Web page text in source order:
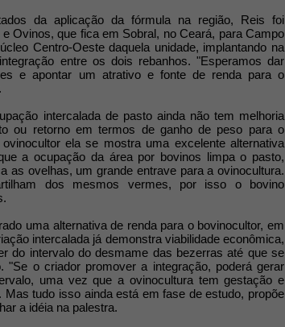
da aplicação da fórmula na região, Reis foi
Ovinos, que fica em Sobral, no Ceará, para Campo
Centro-Oeste daquela unidade, implantando na
entre os dois rebanhos. "Esperamos dar
e apontar um atrativo e fonte de renda para o
intercalada de pasto ainda não tem melhoria
ou retorno em termos de ganho de peso para o
ela se mostra uma excelente alternativa
a ocupação da área por bovinos limpa o pasto,
as ovelhas, um grande entrave para a ovinocultura.
dos mesmos vermes, por isso o bovino
uma alternativa de renda para o bovinocultor, em
intercalada já demonstra viabilidade econômica,
do intervalo do desmame das bezerras até que se
"Se o criador promover a integração, poderá gerar
uma vez que a ovinocultura tem gestação e
tudo isso ainda está em fase de estudo, propõe
a idéia na palestra.